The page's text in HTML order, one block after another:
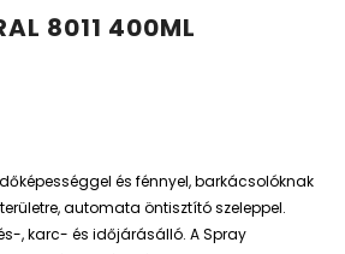
8011 400ML
és fénnyel, barkácsolóknak
automata öntisztító szeleppel.
, karc- és időjárásálló. A Spray